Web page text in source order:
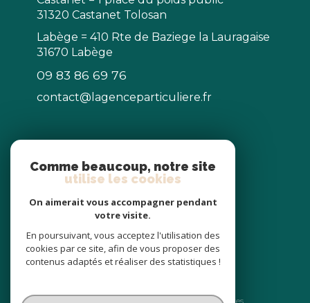
31320 Castanet Tolosan
Labège = 410 Rte de Baziege la Lauragaise
31670 Labège
09 83 86 69 76
contact@lagenceparticuliere.fr
Nous suivre
Nos partenaires
Comme beaucoup, notre site
utilise les cookies
On aimerait vous accompagner pendant
votre visite.
En poursuivant, vous acceptez l'utilisation des
cookies par ce site, afin de vous proposer des
contenus adaptés et réaliser des statistiques !